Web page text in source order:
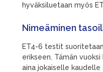
hyväksiluetaan myös
Nimeäminen
ET4-6 testit
erikseen. Tämän
aina jokaiselle kaudelle